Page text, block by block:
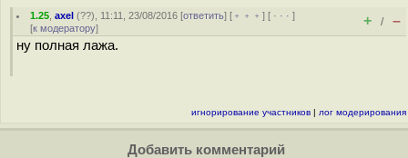
1.25 ,axel (??), 11:11, 23/08/2016 [ответить] [ ﹢﹢﹢] [ · · ·]
[к модератору] + / –
ну полная лажа.
игнорирование участников | лог модерирования
Добавить комментарий